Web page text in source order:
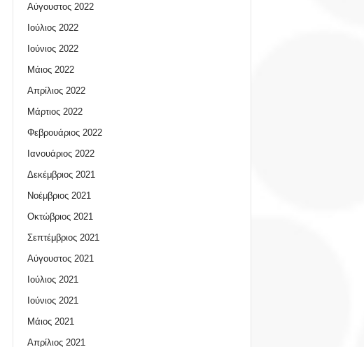
Αύγουστος 2022
Ιούλιος 2022
Ιούνιος 2022
Μάιος 2022
Απρίλιος 2022
Μάρτιος 2022
Φεβρουάριος 2022
Ιανουάριος 2022
Δεκέμβριος 2021
Νοέμβριος 2021
Οκτώβριος 2021
Σεπτέμβριος 2021
Αύγουστος 2021
Ιούλιος 2021
Ιούνιος 2021
Μάιος 2021
Απρίλιος 2021